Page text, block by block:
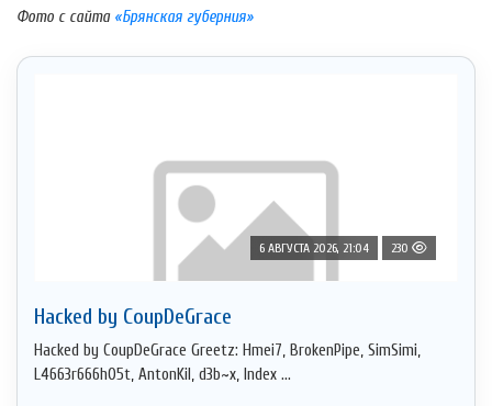
Фото с сайта«Брянская губерния»
6 АВГУСТА 2026, 21:04 230
Hacked by CoupDeGrace
Hacked by CoupDeGrace Greetz: Hmei7, BrokenPipe, SimSimi,
L4663r666h05t, AntonKil, d3b~x, Index ...